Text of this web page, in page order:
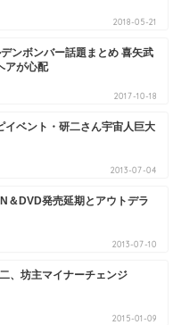
2018-05-21
デンボンバー話題まとめ 喜矢武
アが心配
2017-10-18
イベント・研二さん宇宙人巨大
2013-07-04
＆DVD発売延期とアウトデラ
2013-07-10
、坊主マイナーチェンジ
2015-01-09